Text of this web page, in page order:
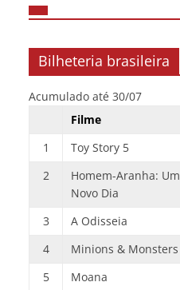
Bilheteria brasileira
Acumulado até 30/07
Filme
1
Toy Story 5
2
Homem-Aranha: Um
Novo Dia
3 A Odisseia
4
Minions & Monsters
5
Moana